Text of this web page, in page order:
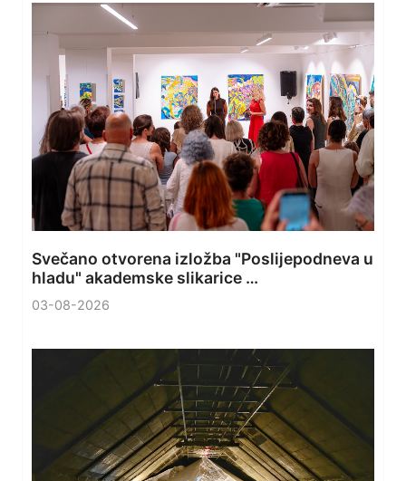
Svečano otvorena izložba "Poslijepodneva u
hladu" akademske slikarice …
03-08-2026